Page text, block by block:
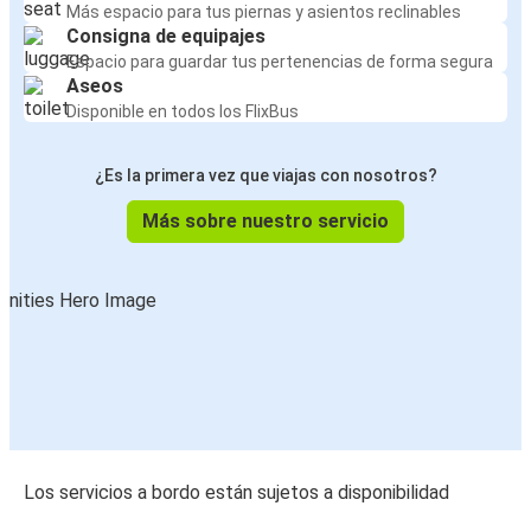
Más espacio para tus piernas y asientos reclinables
Consigna de equipajes
Espacio para guardar tus pertenencias de forma segura
Aseos
Disponible en todos los FlixBus
¿Es la primera vez que viajas con nosotros?
Más sobre nuestro servicio
Los servicios a bordo están sujetos a disponibilidad